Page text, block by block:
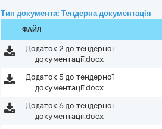
Тип документа: Тендерна документація
ФАЙЛ
Додаток 2 до тендерної
документації.docx
Додаток 5 до тендерної
документації.docx
Додаток 6 до тендерної
документації.docx